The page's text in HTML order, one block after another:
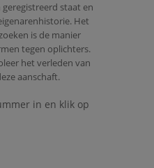
staat en
Het
is de manier
tegen oplichters.
het verleden van
aanschaft.
in en klik op